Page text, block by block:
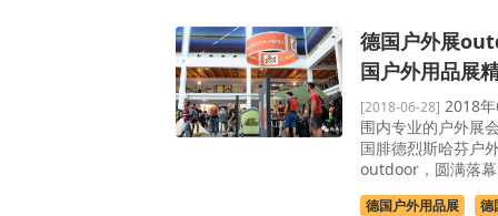
德国户外展
国户外用品展
[2018-06-28] 2018
围内专业的户外展
国腓德烈斯哈芬户
outdoor，圆满落
德国户外用品展
德